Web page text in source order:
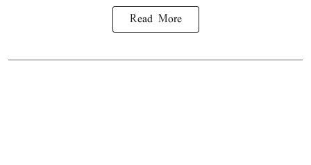
Read More